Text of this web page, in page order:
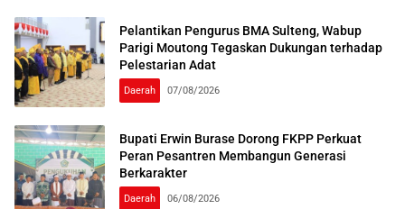
Pelantikan Pengurus BMA Sulteng, Wabup
Parigi Moutong Tegaskan Dukungan terhadap
Pelestarian Adat
Daerah 07/08/2026
Bupati Erwin Burase Dorong FKPP Perkuat
Peran Pesantren Membangun Generasi
Berkarakter
Daerah 06/08/2026